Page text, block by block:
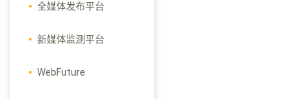
全媒体发布平台
新媒体监测平台
WebFuture